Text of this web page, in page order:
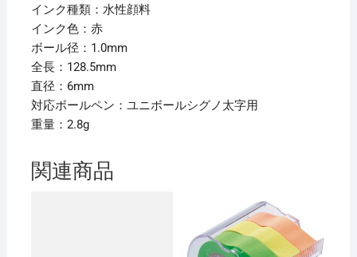
UMR10.15
1
箱
(10
本)
【×5
セ
ト】
個
インク種類：水性顔料
インク色：赤
ボール径：1.0mm
全長：128.5mm
直径：6mm
対応ボールペン：ユニボールシグノ太字用
重量：2.8g
関連商品